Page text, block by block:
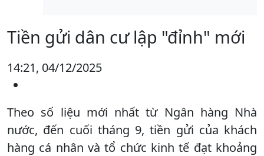
Tiền gửi dân cư lập "đỉnh" mới
14:21, 04/12/2025
Theo số liệu mới nhất từ Ngân hàng Nhà
nước, đến cuối tháng 9, tiền gửi của khách
hàng cá nhân và tổ chức kinh tế đạt khoảng